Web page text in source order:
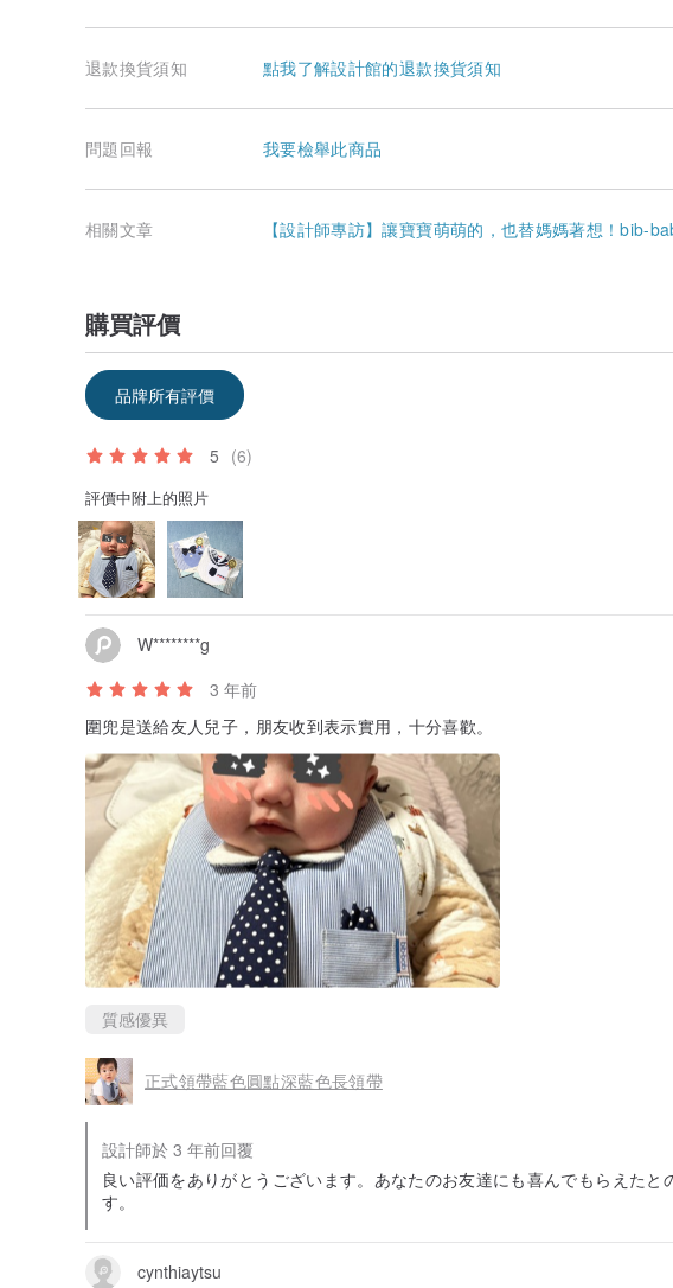
退款換貨須知 點我了解設計館的退款換貨須知
問題回報 我要檢舉此商品
相關文章 【設計師專訪】讓寶寶萌萌的，也替媽媽著想！bib-
購買評價
品牌所有評價
5 (6)
評價中附上的照片
W********g
3 年前
圍兜是送給友人兒子，朋友收到表示實用，十分喜歡。
質感優異
正式領帶藍色圓點深藍色長領帶
設計師於 3 年前回覆
良い評価をありがとうございます。あなたのお友達にも喜んでもらえたと
す。
cynthiaytsu